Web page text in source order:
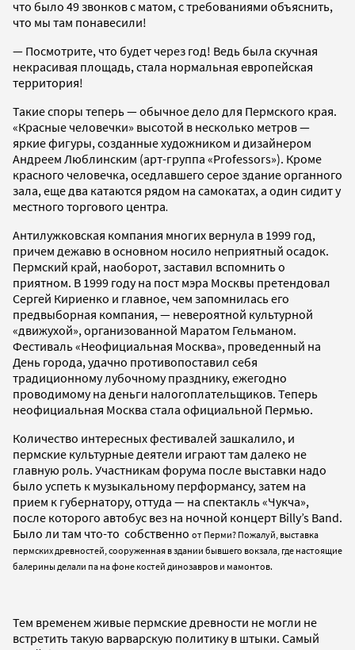
что было 49 звонков с матом, с требованиями объяснить,
что мы там понавесили!
— Посмотрите, что будет через год! Ведь была скучная
некрасивая площадь, стала нормальная европейская
территория!
Такие споры теперь — обычное дело для Пермского края.
«Красные человечки» высотой в несколько метров —
яркие фигуры, созданные художником и дизайнером
Андреем Люблинским (арт-группа «Professors»). Кроме
красного человечка, оседлавшего серое здание органного
зала, еще два катаются рядом на самокатах, а один сидит у
местного торгового центра.
Антилужковская компания многих вернула в 1999 год,
причем дежавю в основном носило неприятный осадок.
Пермский край, наоборот, заставил вспомнить о
приятном. В 1999 году на пост мэра Москвы претендовал
Сергей Кириенко и главное, чем запомнилась его
предвыборная компания, — невероятной культурной
«движухой», организованной Маратом Гельманом.
Фестиваль «Неофициальная Москва», проведенный на
День города, удачно противопоставил себя
традиционному лубочному празднику, ежегодно
проводимому на деньги налогоплательщиков. Теперь
неофициальная Москва стала официальной Пермью.
Количество интересных фестивалей зашкалило, и
пермские культурные деятели играют там далеко не
главную роль. Участникам форума после выставки надо
было успеть к музыкальному перформансу, затем на
прием к губернатору, оттуда — на спектакль «Чукча»,
после которого автобус вез на ночной концерт Billy’s Band.
Было ли там что-то собственно от Перми? Пожалуй, выставка
пермских древностей, сооруженная в здании бывшего вокзала, где настоящие
балерины делали па на фоне костей динозавров и мамонтов.
Тем временем живые пермские древности не могли не
встретить такую варварскую политику в штыки. Самый